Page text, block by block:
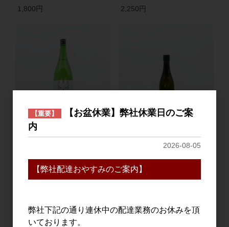
1,800円 2,250円
3,200円
日日 亀の尾 720ml
【重要】
【お盆休業】弊社休業日のご案
内
2026-08-05
【弊社配達おやすみのご案内】
弊社下記の通り連休中の配達業務のお休みを頂
いております。